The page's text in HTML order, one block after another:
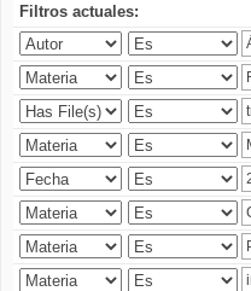
Filtros actuales: